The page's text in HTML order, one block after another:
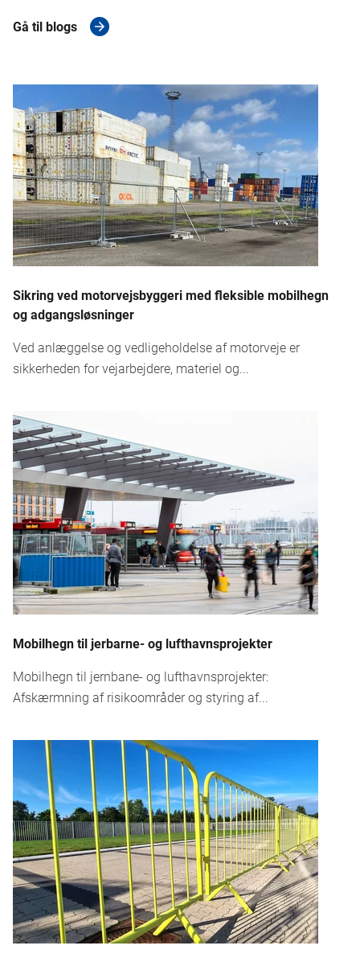
Gå til blogs
Sikring ved motorvejsbyggeri med fleksible mobilhegn
og adgangsløsninger
Ved anlæggelse og vedligeholdelse af motorveje er
sikkerheden for vejarbejdere, materiel og...
Mobilhegn til jerbarne- og lufthavnsprojekter
Mobilhegn til jernbane- og lufthavnsprojekter:
Afskærmning af risikoområder og styring af...